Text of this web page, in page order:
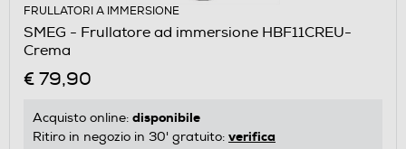
FRULLATORI A IMMERSIONE
SMEG - Frullatore ad immersione HBF11CREU-
Crema
€ 79,90
Acquisto online: disponibile
Ritiro in negozio in 30' gratuito: verifica